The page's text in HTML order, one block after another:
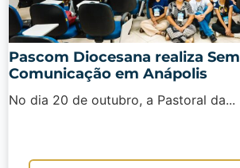
Pascom Diocesana realiza
Comunicação em Anápolis
No dia 20 de outubro, a Pastoral da...